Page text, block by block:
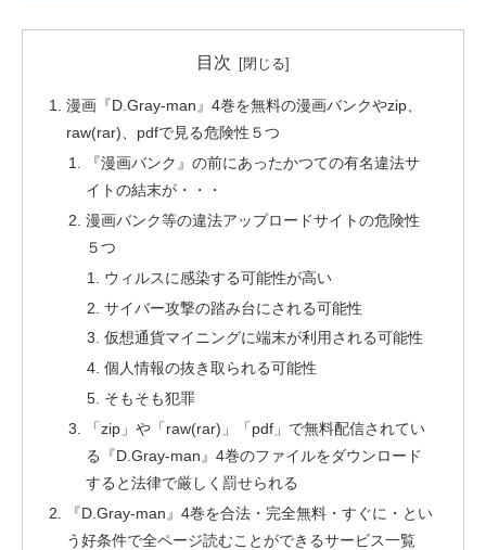
目次
漫画『D.Gray-man』4巻を無料の漫画バンクやzip、
raw(rar)、pdfで見る危険性５つ
『漫画バンク』の前にあったかつての有名違法サ
イトの結末が・・・
漫画バンク等の違法アップロードサイトの危険性
５つ
ウィルスに感染する可能性が高い
サイバー攻撃の踏み台にされる可能性
仮想通貨マイニングに端末が利用される可能性
個人情報の抜き取られる可能性
そもそも犯罪
「zip」や「raw(rar)」「pdf」で無料配信されてい
る『D.Gray-man』4巻のファイルをダウンロード
すると法律で厳しく罰せられる
『D.Gray-man』4巻を合法・完全無料・すぐに・とい
う好条件で全ページ読むことができるサービス一覧